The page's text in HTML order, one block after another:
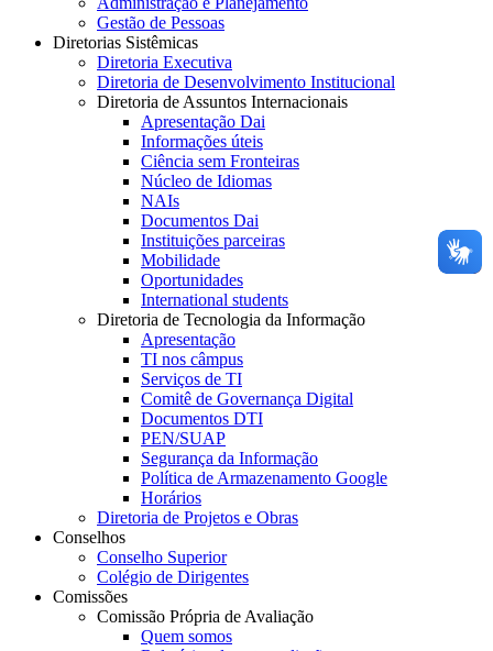
Gestão de Pessoas
Diretorias Sistêmicas
Diretoria Executiva
Diretoria de Desenvolvimento Institucional
Diretoria de Assuntos Internacionais
Apresentação Dai
Informações úteis
Ciência sem Fronteiras
Núcleo de Idiomas
NAIs
Documentos Dai
Instituições parceiras
Mobilidade
Oportunidades
International students
Diretoria de Tecnologia da Informação
Apresentação
TI nos câmpus
Serviços de TI
Comitê de Governança Digital
Documentos DTI
PEN/SUAP
Segurança da Informação
Política de Armazenamento Google
Horários
Diretoria de Projetos e Obras
Conselhos
Conselho Superior
Colégio de Dirigentes
Comissões
Comissão Própria de Avaliação
Quem somos